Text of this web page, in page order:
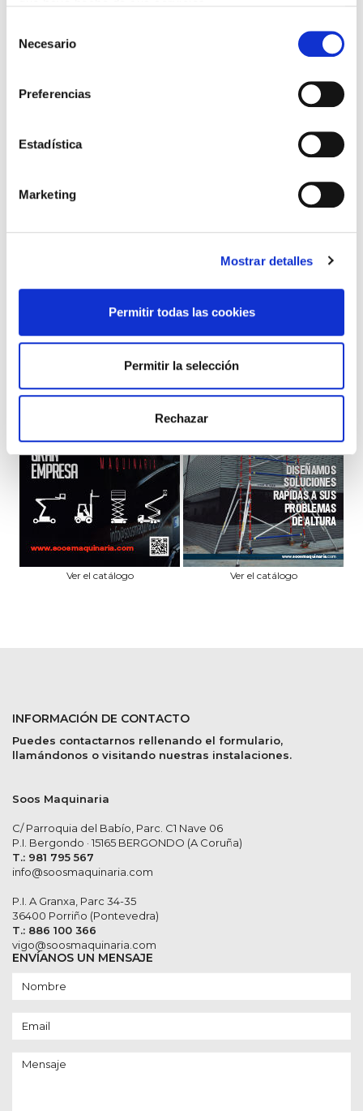
Necesario
Preferencias
Estadística
Marketing
Mostrar detalles
Permitir todas las cookies
Permitir la selección
Rechazar
MODELO
TIPO
DIESEL
Ver el catálogo Ver el catálogo
INFORMACIÓN DE CONTACTO
Puedes contactarnos rellenando el formulario,
llamándonos o visitando nuestras instalaciones.
Soos Maquinaria
C/ Parroquia del Babío, Parc. C1 Nave 06
P.I. Bergondo · 15165 BERGONDO (A Coruña)
T.: 981 795 567
info@soosmaquinaria.com
P.I. A Granxa, Parc 34-35
36400 Porriño (Pontevedra)
T.: 886 100 366
vigo@soosmaquinaria.com
ENVÍANOS UN MENSAJE